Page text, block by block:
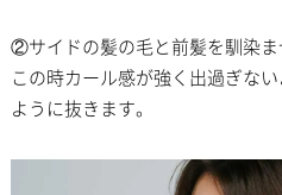
②サイドの髪の毛と前髪を馴染ま
この時カール感が強く出過ぎな
ように抜きます。